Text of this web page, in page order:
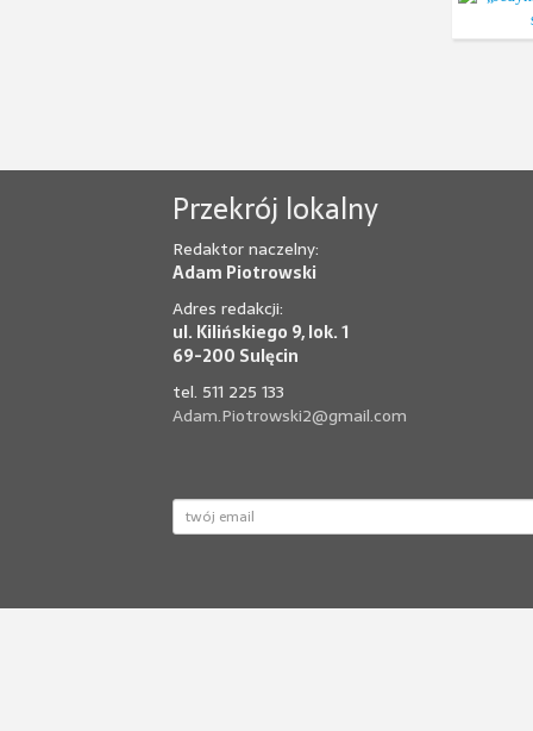
Przekrój lokalny
Redaktor naczelny:
Adam Piotrowski
Adres redakcji:
ul. Kilińskiego 9, lok. 1
69-200 Sulęcin
tel. 511 225 133
Adam.Piotrowski2@gmail.com